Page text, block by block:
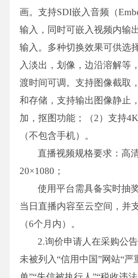
画。支持SDI嵌入音频（
输入，同时可嵌入视频内输
输入。多种切换效果可供选
入淡出，划像，边沿溶解等
渡时间可调。支持图像截取
和存储，支持输出图像静止
加，抠图功能；（2）支持
（不包含手机）。
直播视频规格要求：高
20×1080；
使用平台需具备实时抽
当日直播内容至云空间，并
（6个月内）。
2.询价申请人在采购公
未被列入“信用中国”网站“严